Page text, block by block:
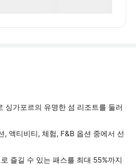
싱가포르의 유명한 섬 리조트를 둘러
, 액티비티, 체험, F&B 옵션 중에서 선
즐길 수 있는 패스를 최대 55%까지